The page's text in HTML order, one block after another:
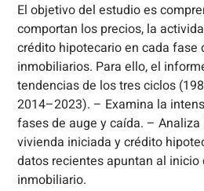
El objetivo del estudio es
comportan los precios, la
crédito hipotecario en cada fase
inmobiliarios. Para ello, el
tendencias de los tres ciclos
2014–2023). – Examina la
fases de auge y caída. –
vivienda iniciada y crédito
datos recientes apuntan al inicio
inmobiliario.